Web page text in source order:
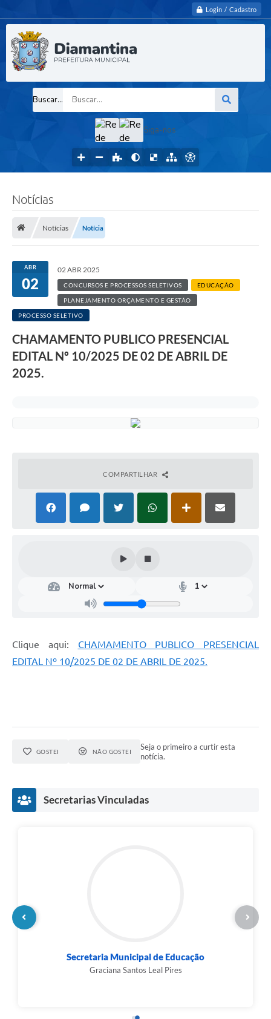
Login / Cadastro
Buscar...
Siga-nos
Notícias
Notícias Notícia
ABR
02
02 ABR 2025
CONCURSOS E PROCESSOS SELETIVOS EDUCAÇÃO
PLANEJAMENTO ORÇAMENTO E GESTÃO
PROCESSO SELETIVO
CHAMAMENTO PUBLICO PRESENCIAL
EDITAL Nº 10/2025 DE 02 DE ABRIL DE
2025.
COMPARTILHAR
Clique aqui: CHAMAMENTO PUBLICO PRESENCIAL
EDITAL Nº 10/2025 DE 02 DE ABRIL DE 2025.
GOSTEI NÃO GOSTEI
Seja o primeiro a curtir esta
notícia.
Secretarias Vinculadas
Secretaria Municipal de Planejamento
Orçamento e...